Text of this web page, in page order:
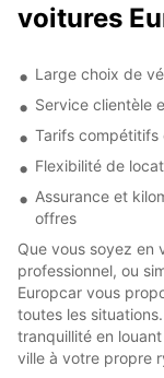
voitures
Large choix de
Service clientèle
Tarifs compétitifs
Flexibilité de
Assurance et
offres
Que vous soyez en
professionnel, ou
Europcar vous
toutes les
tranquillité en
ville à votre propre